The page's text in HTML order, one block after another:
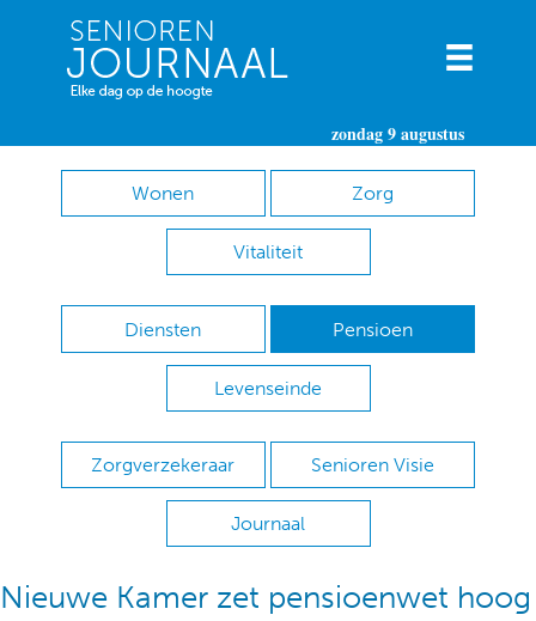
zondag 9 augustus
Wonen Zorg
Vitaliteit
Diensten Pensioen
Levenseinde
Zorgverzekeraar Senioren Visie
Journaal
Nieuwe Kamer zet pensioenwet hoog